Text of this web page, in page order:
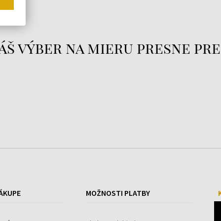
výber na mieru presne
MOŽNOSTI PLATBY